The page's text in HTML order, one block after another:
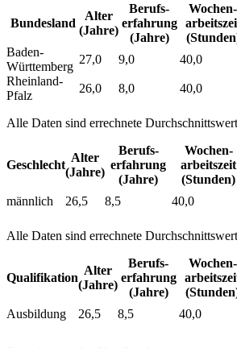
Bundesland
Alter
(Jahre)
Berufs­
erfahrung
(Jahre)
Wochen­
Baden-
Württemberg
27,0 9,0 40,0
Rheinland-
Pfalz
26,0 8,0 40,0
Alle Daten sind errechnete
Geschlecht
Alter
(Jahre)
Berufs­
erfahrung
(Jahre)
Wochen­
arbeitszeit
(Stunden)
männlich 26,5 8,5 40,0
Alle Daten sind errechnete
Qualifikation
Alter
(Jahre)
Berufs­
erfahrung
(Jahre)
Wochen­
Ausbildung 26,5 8,5 40,0